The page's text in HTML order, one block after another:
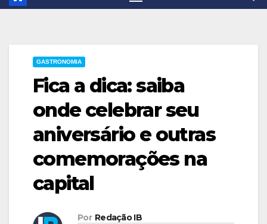
GASTRONOMIA
Fica a dica: saiba
onde celebrar seu
aniversário e outras
comemorações na
capital
Por Redação IB